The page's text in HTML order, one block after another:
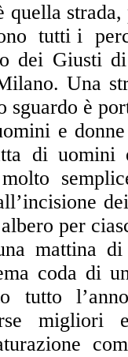
strada,
tutti i
dei Giusti
Una
sguardo è
e
di uomini
per
mattina
coda di
tutto
migliori